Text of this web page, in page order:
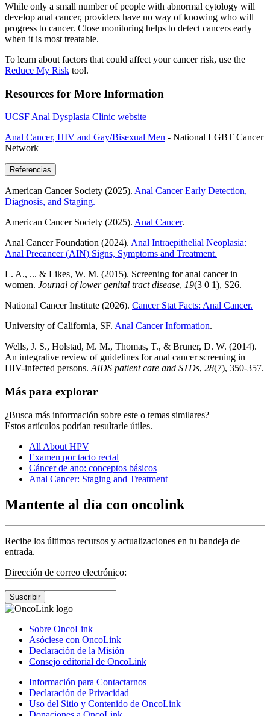
While only a small number of people with abnormal cytology will
develop anal cancer, providers have no way of knowing who will
progress to cancer. Close monitoring helps to detect cancers early
when it is most treatable.
To learn about factors that could affect your cancer risk, use the
Reduce My Risk tool.
Resources for More Information
UCSF Anal Dysplasia Clinic website
Anal Cancer, HIV and Gay/Bisexual Men - National LGBT Cancer
Network
Referencias
American Cancer Society (2025). Anal Cancer Early Detection,
Diagnosis, and Staging.
American Cancer Society (2025). Anal Cancer.
Anal Cancer Foundation (2024). Anal Intraepithelial Neoplasia:
Anal Precancer (AIN) Signs, Symptoms and Treatment.
L. A., ... & Likes, W. M. (2015). Screening for anal cancer in
women. Journal of lower genital tract disease, 19(3 0 1), S26.
National Cancer Institute (2026). Cancer Stat Facts: Anal Cancer.
University of California, SF. Anal Cancer Information.
Wells, J. S., Holstad, M. M., Thomas, T., & Bruner, D. W. (2014).
An integrative review of guidelines for anal cancer screening in
HIV-infected persons. AIDS patient care and STDs, 28(7), 350-357.
Más para explorar
¿Busca más información sobre este o temas similares?
Estos artículos podrían resultarle útiles.
All About HPV
Examen por tacto rectal
Cáncer de ano: conceptos básicos
Anal Cancer: Staging and Treatment
Mantente al día con oncolink
Recibe los últimos recursos y actualizaciones en tu bandeja de
entrada.
Dirección de correo electrónico:
Suscribir
Sobre OncoLink
Asóciese con OncoLink
Declaración de la Misión
Consejo editorial de OncoLink
Información para Contactarnos
Declaración de Privacidad
Uso del Sitio y Contenido de OncoLink